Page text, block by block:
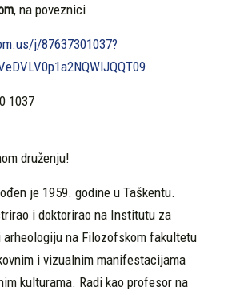
, na poveznici
j/87637301037?
1037
druženju!
je 1959. godine u Taškentu.
i doktorirao na Institutu za
na Filozofskom fakultetu
i vizualnim manifestacijama
kulturama. Radi kao profesor na